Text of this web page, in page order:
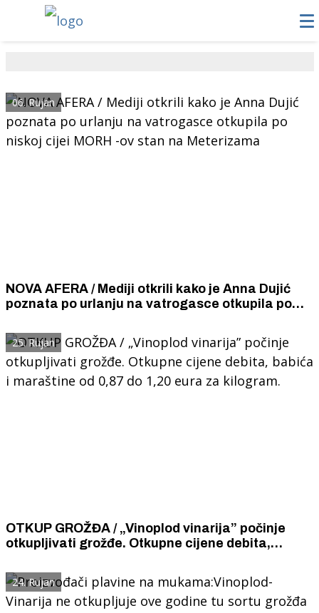
06. Rujan
NOVA AFERA / Mediji otkrili kako je Anna Dujić
poznata po urlanju na vatrogasce otkupila po
25. Rujan
OTKUP GROŽĐA / „Vinoplod vinarija” počinje
otkupljivati grožđe. Otkupne cijene debita,
kilogram.
24. Rujan